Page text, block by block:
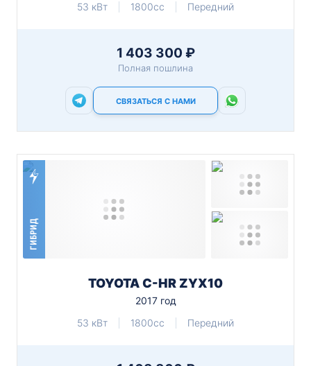
53 кВт
1800cc Передний
1 403 300 ₽
Полная пошлина
СВЯЗАТЬСЯ С НАМИ
ГИБРИД
TOYOTA C-HR ZYX10
2017 год
53 кВт
1800cc Передний